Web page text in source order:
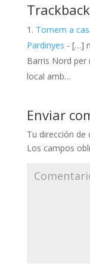
Tornem a
Pardinyes - […]
Barris Nord per
local amb…
Enviar
Tu dirección de
Los campos